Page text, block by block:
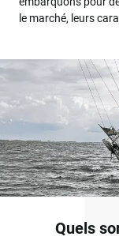
le marché, leurs
Quels